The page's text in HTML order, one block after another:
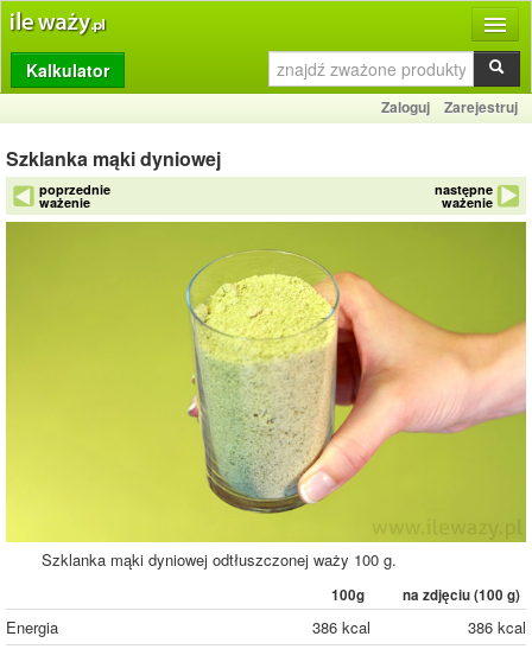
Produkty
Dziennik
Przelicznik
Porównywarka
Kalkulator
Zaloguj Zarejestruj
Szklanka mąki dyniowej
poprzednie
ważenie
następne
ważenie
Szklanka mąki dyniowej odtłuszczonej waży 100 g.
100g na zdjęciu (100 g)
Energia 386 kcal
386 kcal